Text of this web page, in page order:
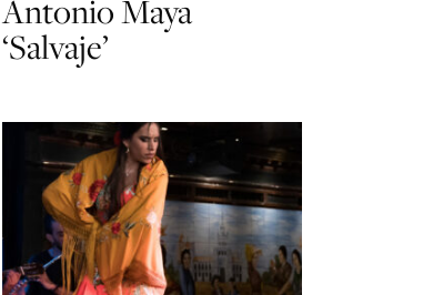
Antonio Maya
‘Salvaje’